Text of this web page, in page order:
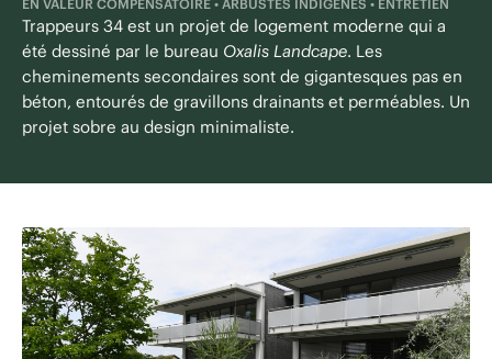
EN VALEUR COMPENSATOIRE • ARBUSTES INDIGÈNES • ENTRETIEN
Trappeurs 34 est un projet de logement moderne qui a
été dessiné par le bureau Oxalis Landcape. Les
cheminements secondaires sont de gigantesques pas en
béton, entourés de gravillons drainants et perméables. Un
projet sobre au design minimaliste.